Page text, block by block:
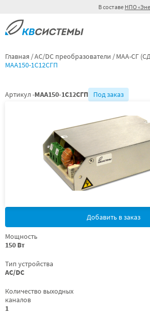
В составе НПО
Главная AC/DC преобразователи МАА-СГ
МАА150-1С12СГП
Артикул -МАА150-1С12СГП Под заказ
Добавить в заказ
Мощность
150 Вт
Тип устройства
AC/DC
Количество выходных
каналов
1